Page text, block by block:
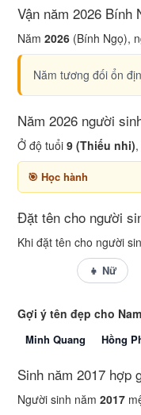
Vận năm 2026 Bính
Năm 2026 (Bính Ngọ),
Năm tương đối ổn
Năm 2026 người
Ở độ tuổi 9 (Thiếu nhi)
Học hành
Đặt tên cho người
Khi đặt tên cho người
👧 Nữ
Gợi ý tên đẹp cho
Minh Quang Hồng
Sinh năm 2017 hợp
Người sinh năm 2017